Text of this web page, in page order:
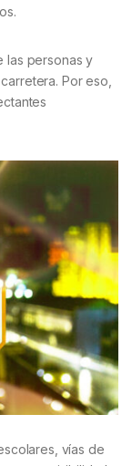
las personas y
Por eso,
vías de